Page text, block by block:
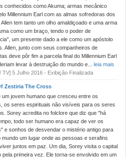
conhecidos como Akuma; armas mecânico
Millennium Earl com as almas sofredoras dos
tem tanto um olho amaldiçoado e uma arma
como um braço, tendo o poder de
um presente dado a ele como um apóstolo
Allen, junto com seus companheiros de
deve pôr fim a parcela final do Millennium Earl
levar à destruição do mundo e... leia mais
TV] 5 Julho 2016 - Exibição Finalizada
Zestiria The Cross
um jovem humano que cresceu entre os
os seres espirituais não visíveis para os seres
Sorey acredita no folclore que diz que "há
todo ser humano era capaz de ver os
e sonhos de desvendar o mistério antigo para
mundo um lugar onde as pessoas e serafins
juntos em paz. Um dia, Sorey visita o capital
pela primeira vez. Ele torna-se envolvido em um